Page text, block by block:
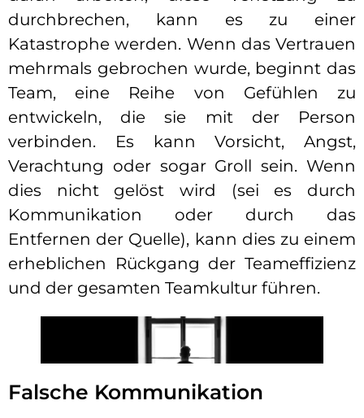
durchbrechen, kann es zu einer
Katastrophe werden. Wenn das Vertrauen
mehrmals gebrochen wurde, beginnt das
Team, eine Reihe von Gefühlen zu
entwickeln, die sie mit der Person
verbinden. Es kann Vorsicht, Angst,
Verachtung oder sogar Groll sein. Wenn
dies nicht gelöst wird (sei es durch
Kommunikation oder durch das
Entfernen der Quelle), kann dies zu einem
erheblichen Rückgang der Teameffizienz
und der gesamten Teamkultur führen.
Falsche Kommunikation